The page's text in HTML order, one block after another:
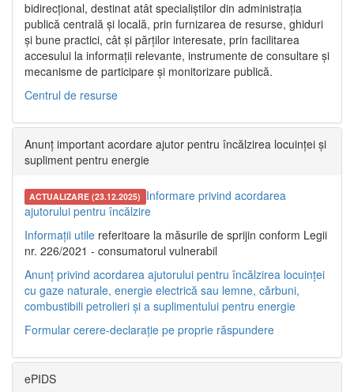
bidirecțional, destinat atât specialiștilor din administrația
publică centrală și locală, prin furnizarea de resurse, ghiduri
și bune practici, cât și părților interesate, prin facilitarea
accesului la informații relevante, instrumente de consultare și
mecanisme de participare și monitorizare publică.
Centrul de resurse
Anunț important acordare ajutor pentru încălzirea locuinței și
supliment pentru energie
ACTUALIZARE (23.12.2025) Informare privind acordarea
ajutorului pentru încălzire
Informații utile referitoare la măsurile de sprijin conform Legii
nr. 226/2021 - consumatorul vulnerabil
Anunț privind acordarea ajutorului pentru încălzirea locuinței
cu gaze naturale, energie electrică sau lemne, cărbuni,
combustibili petrolieri și a suplimentului pentru energie
Formular cerere-declarație pe proprie răspundere
ePIDS